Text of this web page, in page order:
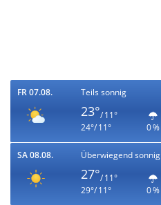
FR 07.08. Teils sonnig
23°/ 11°
24°/ 11°
0 %
SA 08.08. Überwiegend sonnig
27°/ 11°
29°/ 11°
0 %